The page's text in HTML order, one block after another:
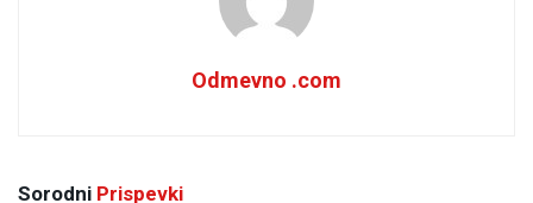
Odmevno .com
Sorodni Prispevki